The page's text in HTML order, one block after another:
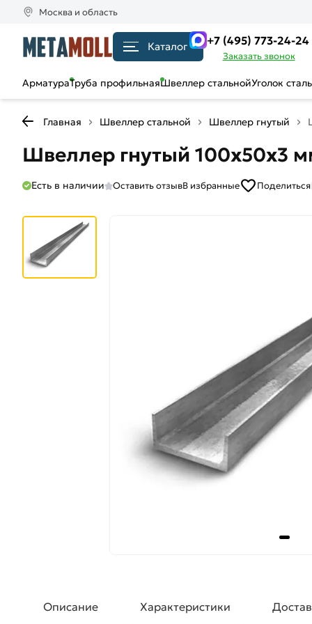
Москва и область
Каталог +7 (495) 773-24-24
Заказать звонок
АрматураТруба профильнаяШвеллер стальнойУголок
Главная Швеллер стальной Швеллер гнутый
Швеллер гнутый 100х50х3
Есть в наличии Оставить отзывВ избранные Поделиться
Описание Характеристики